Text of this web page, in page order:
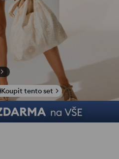
Koupit tento set